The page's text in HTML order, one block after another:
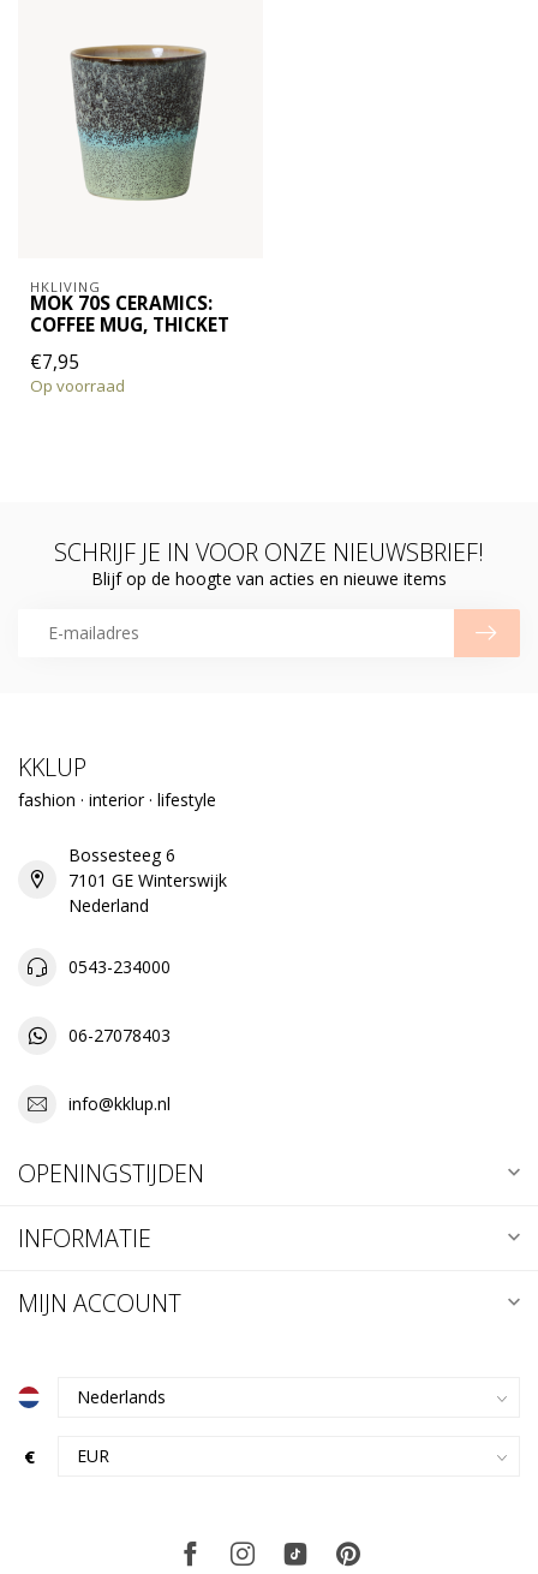
HKLIVING
MOK 70S CERAMICS:
COFFEE MUG, THICKET
€7,95
Op voorraad
SCHRIJF JE IN VOOR ONZE NIEUWSBRIEF!
Blijf op de hoogte van acties en nieuwe items
KKLUP
fashion · interior · lifestyle
Bossesteeg 6
7101 GE Winterswijk
Nederland
0543-234000
06-27078403
info@kklup.nl
OPENINGSTIJDEN
INFORMATIE
MIJN ACCOUNT
€